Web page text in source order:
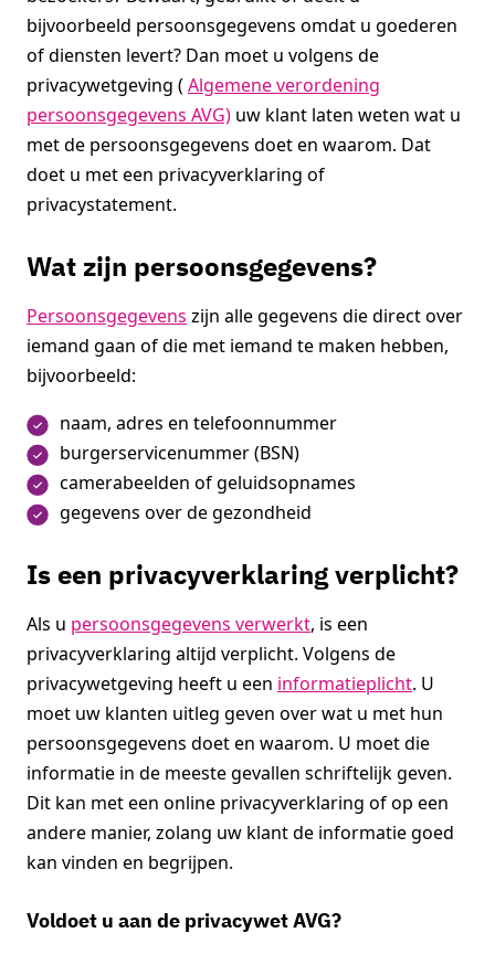
bijvoorbeeld persoonsgegevens omdat u goederen
of diensten levert? Dan moet u volgens de
privacywetgeving ( Algemene verordening
persoonsgegevens AVG) uw klant laten weten wat u
met de persoonsgegevens doet en waarom. Dat
doet u met een privacyverklaring of
privacystatement.
Wat zijn persoonsgegevens?
Persoonsgegevens zijn alle gegevens die direct over
iemand gaan of die met iemand te maken hebben,
bijvoorbeeld:
naam, adres en telefoonnummer
burgerservicenummer (BSN)
camerabeelden of geluidsopnames
gegevens over de gezondheid
Is een privacyverklaring verplicht?
Als u persoonsgegevens verwerkt, is een
privacyverklaring altijd verplicht. Volgens de
privacywetgeving heeft u een informatieplicht. U
moet uw klanten uitleg geven over wat u met hun
persoonsgegevens doet en waarom. U moet die
informatie in de meeste gevallen schriftelijk geven.
Dit kan met een online privacyverklaring of op een
andere manier, zolang uw klant de informatie goed
kan vinden en begrijpen.
Voldoet u aan de privacywet AVG?